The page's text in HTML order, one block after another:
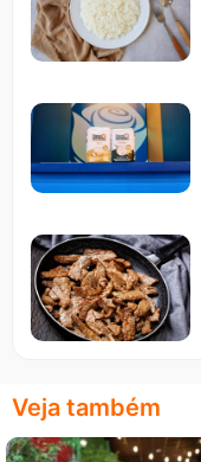
Veja também